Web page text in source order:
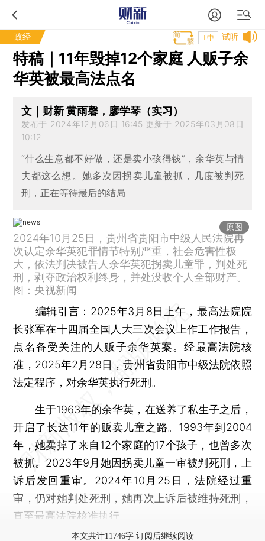
政经 试听
T中
特稿｜11年毁掉12个家庭 人贩子余
华英被最高法点名
文｜财新 黄雨馨，廖学琴（实习）
发布于 2024年12月06日 16:45 更新于 2025年03月08日
10:12
“什么生意都不好做，还是卖小孩得钱”，余华英与情
夫都这么想。她多次因拐卖儿童被抓，几度被判死
刑，正在等待最后的结局
原图
2024年10月25日，贵州省贵阳市中级人民法院再
次认定余华英犯罪情节特别严重，社会危害性极
大，依法判决被告人余华英犯拐卖儿童罪，判处死
刑，剥夺政治权利终身，并处没收个人全部财产。
图：央视新闻
编辑引言： 2025年3月8日上午，最高法院院
长张军在十四届全国人大三次会议上作工作报告，
点名备受关注的人贩子余华英案。经最高法院核
准，2025年2月28日，贵州省贵阳市中级法院依照
法定程序，对余华英执行死刑。
生于1963年的余华英，在送养了私生子之后，
开启了长达11年的贩卖儿童之路。1993年到2004
年，她卖掉了来自12个家庭的17个孩子，也曾多次
被抓。2023年9月她因拐卖儿童一审被判死刑，上
诉后发回重审。2024年10月25日，法院经过重
审，仍对她判处死刑，她再次上诉后被维持死刑，
直至最高法院核准执行。
本文共计11746字 订阅后继续阅读